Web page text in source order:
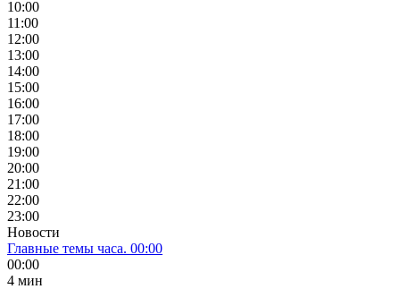
10:00
11:00
12:00
13:00
14:00
15:00
16:00
17:00
18:00
19:00
20:00
21:00
22:00
23:00
Новости
Главные темы часа. 00:00
00:00
4 мин